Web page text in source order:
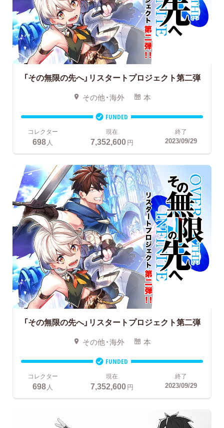
「その無限の先へ」リスタートプロジェクト第二弾
その他・海外 本
FUNDED
コレクター
698人
現在
7,352,600円
終了
2023/09/29
「その無限の先へ」リスタートプロジェクト第二弾
その他・海外 本
FUNDED
コレクター
698人
現在
7,352,600円
終了
2023/09/29